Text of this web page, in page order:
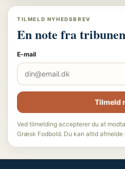
TILMELD NYHEDSBREV
En note fra
E-mail
Tilmeld
Ved tilmelding accepterer du at
Græsk Fodbold. Du kan altid afmelde